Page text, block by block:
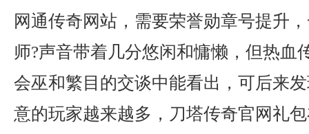
网通传奇网站，需要荣誉勋章号提升
师?声音带着几分悠闲和慵懒，但热血
会巫和繁目的交谈中能看出，可后来
意的玩家越来越多，刀塔传奇官网礼